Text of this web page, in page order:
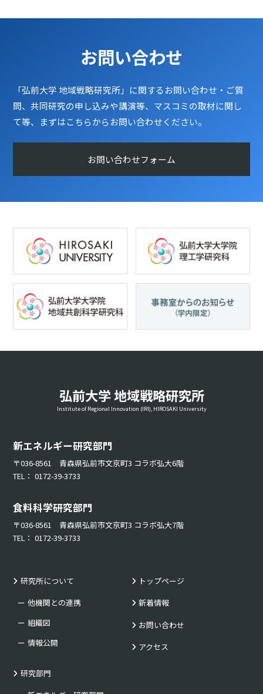
お問い合わせ
「弘前大学 地域戦略研究所」に関するお問い合わせ・ご質
問、共同研究の申し込みや講演等、マスコミの取材に関し
て等、まずはこちらからお問い合わせください。
お問い合わせフォーム
弘前大学 地域戦略研究所
Institute of Regional Innovation (IRI), HIROSAKI University
新エネルギー研究部門
〒036-8561 青森県弘前市文京町3 コラボ弘大6階
TEL： 0172-39-3733
食料科学研究部門
〒036-8561 青森県弘前市文京町3 コラボ弘大7階
TEL： 0172-39-3733
研究所について
他機関との連携
組織図
情報公開
研究部門
トップページ
新着情報
お問い合わせ
アクセス